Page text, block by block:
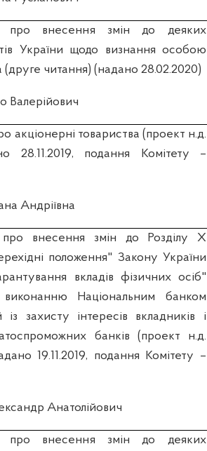
про внесення змін до деяких
України щодо визнання особою
(друге читання) (надано 28.02.2020)
Валерійович
акціонерні товариства (проект н.д.
28.11.2019, подання Комітету –
Андріївна
внесення змін до Розділу Х
положення" Закону України
вкладів фізичних осіб"
Національним банком
захисту інтересів вкладників і
банків (проект н.д.
19.11.2019, подання Комітету –
Анатолійович
про внесення змін до деяких